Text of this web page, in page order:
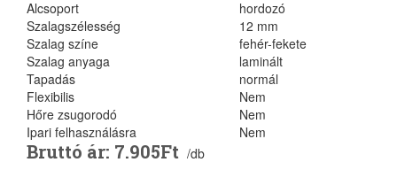
Alcsoport
hordozó
Szalagszélesség
12 mm
Szalag színe
fehér-fekete
Szalag anyaga
laminált
Tapadás
normál
Flexibilis
Nem
Hőre zsugorodó
Nem
Ipari felhasználásra
Nem
Bruttó ár: 7.905Ft /db